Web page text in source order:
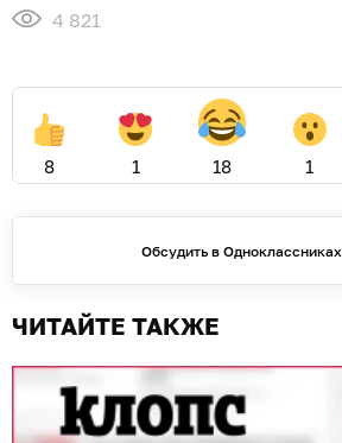
4 821
8 1 18 1
Обсудить в Одноклассниках
ЧИТАЙТЕ ТАКЖЕ